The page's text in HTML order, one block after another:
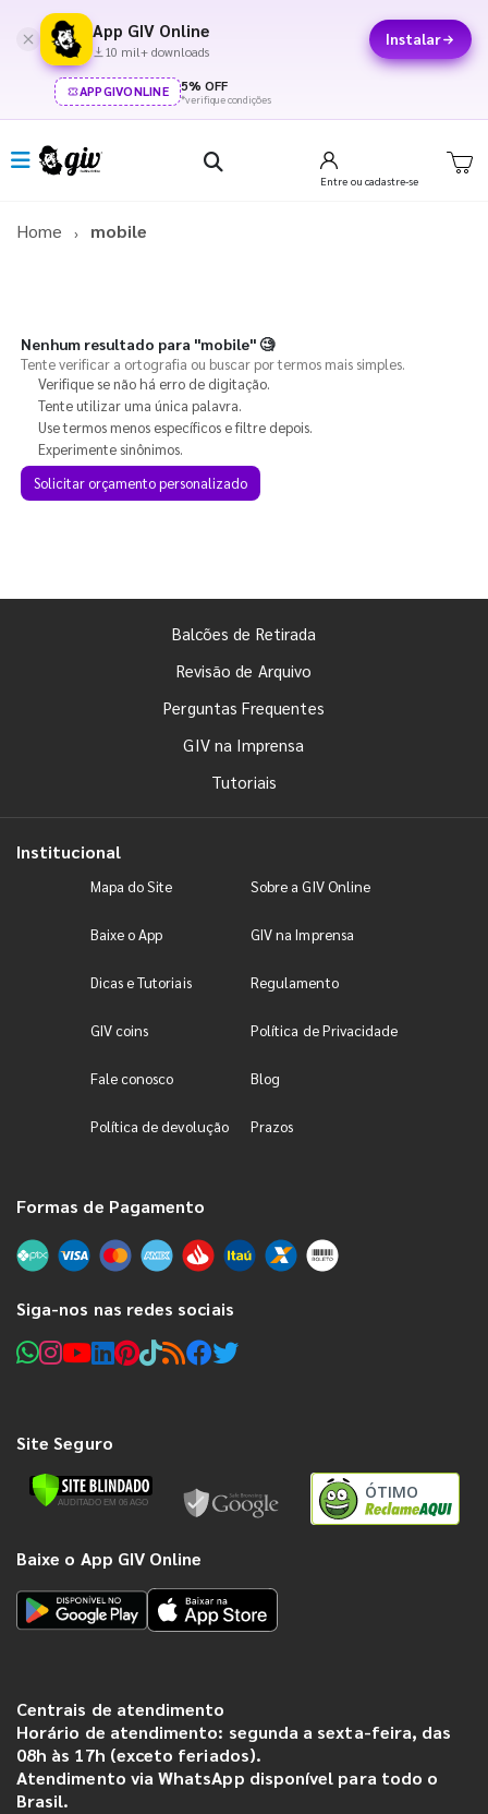
App GIV Online
10 mil+ downloads
Instalar
APPGIVONLINE 5% OFF
*verifique condições
Entre ou cadastre-se
Home mobile
Nenhum resultado para "mobile"🧐
Tente verificar a ortografia ou buscar por termos mais simples.
Verifique se não há erro de digitação.
Tente utilizar uma única palavra.
Use termos menos específicos e filtre depois.
Experimente sinônimos.
Solicitar orçamento personalizado
Balcões de Retirada
Revisão de Arquivo
Perguntas Frequentes
GIV na Imprensa
Tutoriais
Institucional
Mapa do Site Sobre a GIV Online
Baixe o App GIV na Imprensa
Dicas e Tutoriais Regulamento
GIV coins Política de Privacidade
Fale conosco Blog
Política de devolução Prazos
Formas de Pagamento
Siga-nos nas redes sociais
Site Seguro
ÓTIMO
Baixe o App GIV Online
Centrais de atendimento
Horário de atendimento: segunda a sexta-feira, das
08h às 17h (exceto feriados).
Atendimento via WhatsApp disponível para todo o
Brasil.